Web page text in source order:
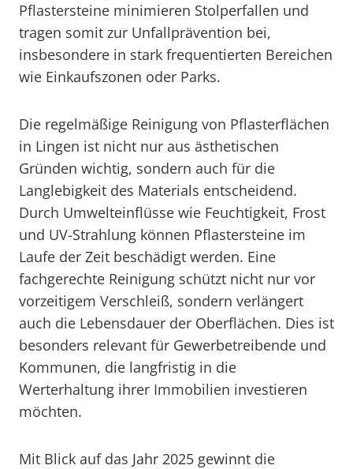
Pflastersteine minimieren Stolperfallen und
tragen somit zur Unfallprävention bei,
insbesondere in stark frequentierten Bereichen
wie Einkaufszonen oder Parks.
Die regelmäßige Reinigung von Pflasterflächen
in Lingen ist nicht nur aus ästhetischen
Gründen wichtig, sondern auch für die
Langlebigkeit des Materials entscheidend.
Durch Umwelteinflüsse wie Feuchtigkeit, Frost
und UV-Strahlung können Pflastersteine im
Laufe der Zeit beschädigt werden. Eine
fachgerechte Reinigung schützt nicht nur vor
vorzeitigem Verschleiß, sondern verlängert
auch die Lebensdauer der Oberflächen. Dies ist
besonders relevant für Gewerbetreibende und
Kommunen, die langfristig in die
Werterhaltung ihrer Immobilien investieren
möchten.
Mit Blick auf das Jahr 2025 gewinnt die